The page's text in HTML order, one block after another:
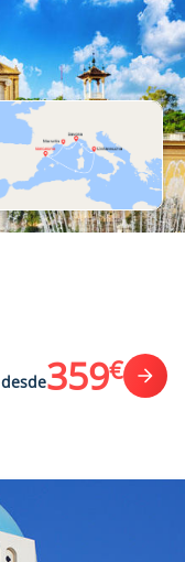
desde359€